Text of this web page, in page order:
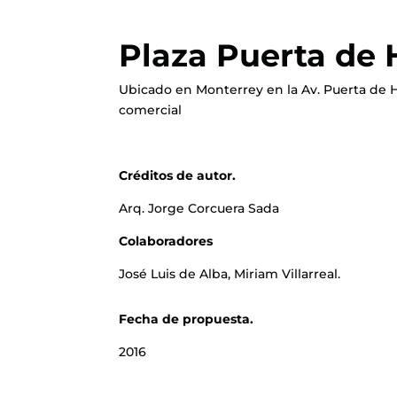
Plaza Puerta de
Ubicado en Monterrey en la Av. Puerta de
comercial
Créditos de autor.
Arq. Jorge Corcuera Sada
Colaboradores
José Luis de Alba, Miriam Villarreal.
Fecha de propuesta.
2016